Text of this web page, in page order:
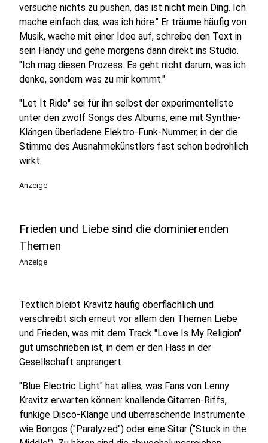
versuche nichts zu pushen, das ist nicht mein Ding. Ich
mache einfach das, was ich höre." Er träume häufig von
Musik, wache mit einer Idee auf, schreibe den Text in
sein Handy und gehe morgens dann direkt ins Studio.
"Ich mag diesen Prozess. Es geht nicht darum, was ich
denke, sondern was zu mir kommt."
"Let It Ride" sei für ihn selbst der experimentellste
unter den zwölf Songs des Albums, eine mit Synthie-
Klängen überladene Elektro-Funk-Nummer, in der die
Stimme des Ausnahmekünstlers fast schon bedrohlich
wirkt.
Anzeige
Frieden und Liebe sind die dominierenden
Themen
Anzeige
Textlich bleibt Kravitz häufig oberflächlich und
verschreibt sich erneut vor allem den Themen Liebe
und Frieden, was mit dem Track "Love Is My Religion"
gut umschrieben ist, in dem er den Hass in der
Gesellschaft anprangert.
"Blue Electric Light" hat alles, was Fans von Lenny
Kravitz erwarten können: knallende Gitarren-Riffs,
funkige Disco-Klänge und überraschende Instrumente
wie Bongos ("Paralyzed") oder eine Sitar ("Stuck in the